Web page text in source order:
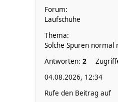
Forum:
Laufschuhe
Thema:
Solche Spuren normal
Antworten: 2
04.08.2026, 12:34
Rufe den Beitrag auf